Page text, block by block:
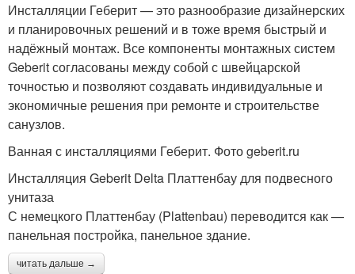
Инсталляции Геберит — это разнообразие дизайнерских
и планировочных решений и в тоже время быстрый и
надёжный монтаж. Все компоненты монтажных систем
Geberit согласованы между собой с швейцарской
точностью и позволяют создавать индивидуальные и
экономичные решения при ремонте и строительстве
санузлов.
Ванная с инсталляциями Геберит. Фото geberit.ru
Инсталляция Geberit Delta Платтенбау для подвесного
унитаза
С немецкого Платтенбау (Plattenbau) переводится как —
панельная постройка, панельное здание.
читать дальше →